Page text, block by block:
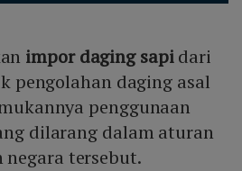
impor daging sapidari
pengolahan daging asal
penggunaan
dilarang dalam aturan
negara tersebut.